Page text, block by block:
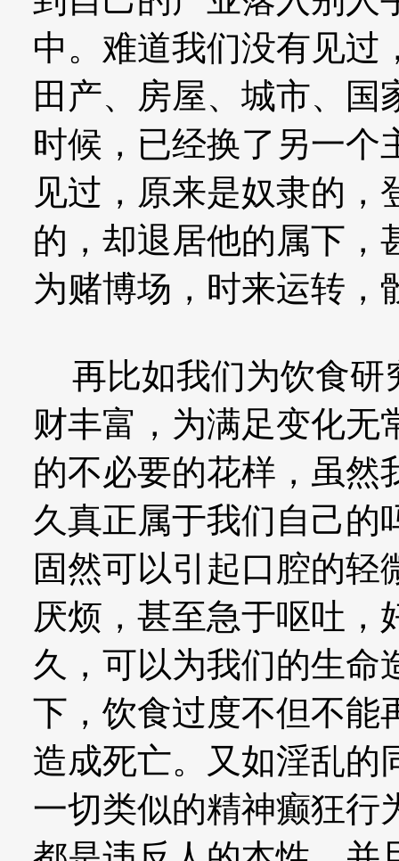
中。难道我们没有见过
田产、房屋、城市、国
时候，已经换了另一个
见过，原来是奴隶的
的，却退居他的属下，
为赌博场，时来运转，
再比如我们为饮食研
财丰富，为满足变化无
的不必要的花样，虽然
久真正属于我们自己的
固然可以引起口腔的轻
厌烦，甚至急于呕吐，
久，可以为我们的生命
下，饮食过度不但不能
造成死亡。又如淫乱的
一切类似的精神癫狂行